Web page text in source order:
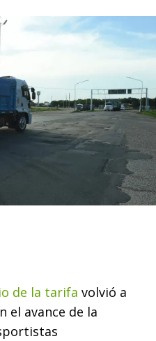
de la tarifa volvió a
el avance de la